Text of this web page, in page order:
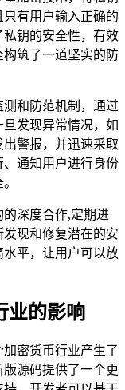
有用户输入正确的
钥的安全性，有效
构筑了一道坚实的防
测和防范机制，通过
发现异常情况，如
警报，并迅速采取
通知用户进行身份
深度合作,定期进
现和修复潜在的安
平，让用户可以放
业的影响
密货币行业产生了
源码提供了一个更